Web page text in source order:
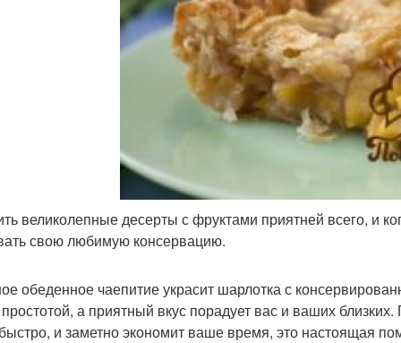
великолепные десерты с фруктами приятней всего, и
свою любимую консервацию.
обеденное чаепитие украсит шарлотка с
а приятный вкус порадует вас и ваших
и заметно экономит ваше время, это настоящая